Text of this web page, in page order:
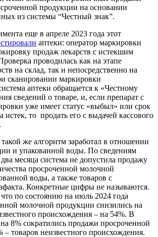
продукции на основании
из системы “Честный знак”.
еще в апреле 2023 года этот
аптеки: оператор маркировки
продаж лекарств с истекшим
проводилась как на этапе
на склад, так и непосредственно на
сканировании маркировки
аптеки обращается к «Честному
сведений о товаре, и, если препарат с
уже имеет статус «выбыл» или срок
истек, то продать его с выдачей кассового
же алгоритм заработал в отношении
и упакованной воды. По сведениям
месяца система не допустила продажу
просроченной молочной
воды, а также товаров с
Конкретные цифры не называются.
по состоянию на июль 2024 года
молочной продукции снизились на
происхождения – на 54%. В
8% сократились продажи просроченной
– товаров неизвестного происхождения.